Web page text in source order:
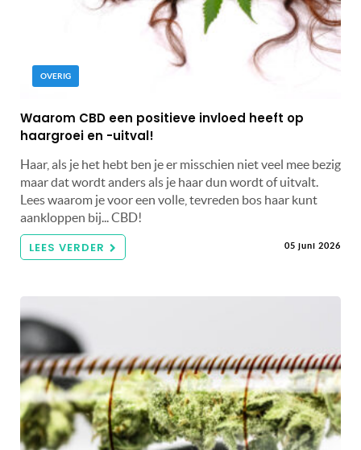
OVERIG
Waarom CBD een positieve invloed heeft op
haargroei en -uitval!
Haar, als je het hebt ben je er misschien niet veel mee bezig
maar dat wordt anders als je haar dun wordt of uitvalt.
Lees waarom je voor een volle, tevreden bos haar kunt
aankloppen bij... CBD!
LEES VERDER 05 juni 2026